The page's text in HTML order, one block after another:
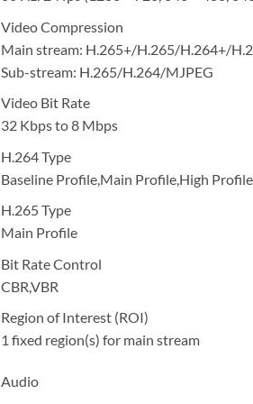
Video Compression
Main stream: H.265+/H.265/H.264+/
Sub-stream: H.265/H.264/MJPEG
Video Bit Rate
32 Kbps to 8 Mbps
H.264 Type
Baseline Profile,Main Profile,High Profile
H.265 Type
Main Profile
Bit Rate Control
CBR,VBR
Region of Interest (ROI)
1 fixed region(s) for main stream
Audio